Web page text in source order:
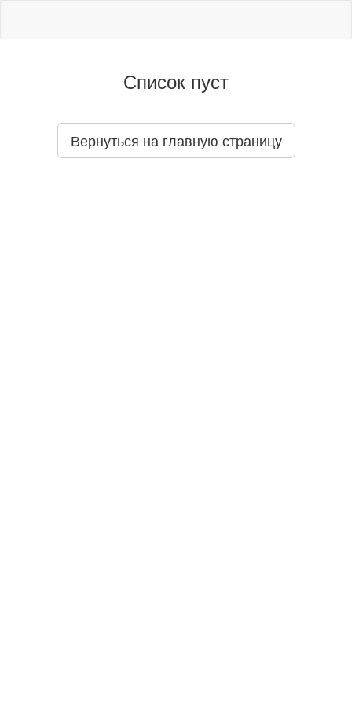
Список пуст
Вернуться на главную страницу